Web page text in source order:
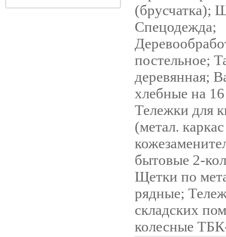
(брусчатка);
Спецодежда;
постельное;
деревянная;
хлебные на
Тележки для
(метал.
бытовые 2-
Щетки по
рядные;
складских
колесные